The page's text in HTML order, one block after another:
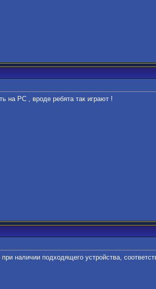
на PC , вроде ребята так играют !
наличии подходящего устройства,